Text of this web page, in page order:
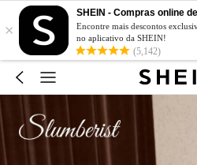
×
SHEIN - Compras online
Encontre mais descontos
no aplicativo da SHEIN!
(5,142)